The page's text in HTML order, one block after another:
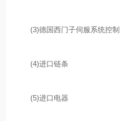
(3)德国西门子伺服系统控制
(4)进口链条
(5)进口电器